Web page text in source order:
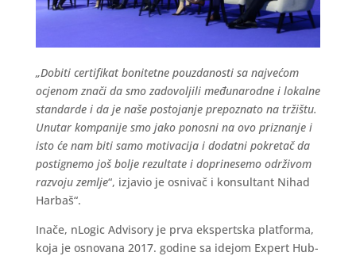
„Dobiti certifikat bonitetne pouzdanosti sa najvećom
ocjenom znači da smo zadovoljili međunarodne i lokalne
standarde i da je naše postojanje prepoznato na tržištu.
Unutar kompanije smo jako ponosni na ovo priznanje i
isto će nam biti samo motivacija i dodatni pokretač da
postignemo još bolje rezultate i doprinesemo održivom
razvoju zemlje“, izjavio je osnivač i konsultant Nihad
Harbaš“.
Inače, nLogic Advisory je prva ekspertska platforma,
koja je osnovana 2017. godine sa idejom Expert Hub-